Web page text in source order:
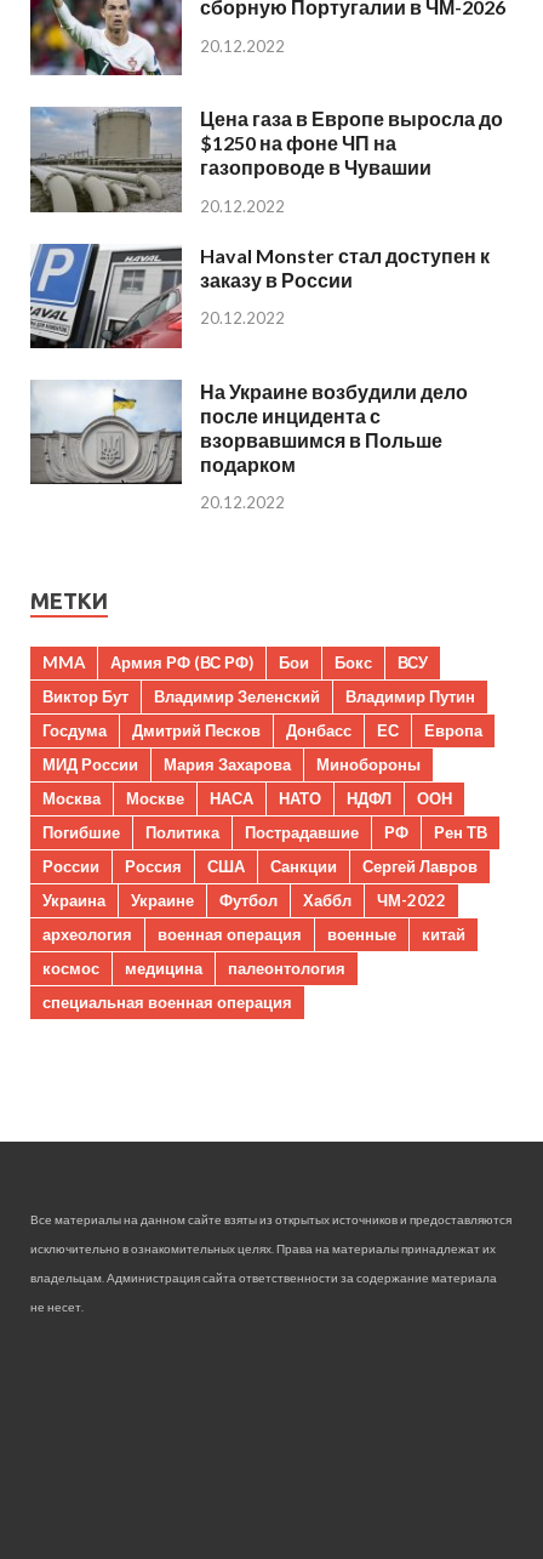
сборную Португалии в ЧМ-2026
20.12.2022
Цена газа в Европе выросла до
$1250 на фоне ЧП на
газопроводе в Чувашии
20.12.2022
Haval Monster стал доступен к
заказу в России
20.12.2022
На Украине возбудили дело
после инцидента с
взорвавшимся в Польше
подарком
20.12.2022
МЕТКИ
MMA Армия РФ (ВС РФ) Бои Бокс
ВСУ
Виктор Бут
Владимир Зеленский
Владимир Путин
Госдума
Дмитрий Песков Донбасс ЕС
Европа
МИД России
Мария Захарова
Минобороны
Москва
Москве НАСА НАТО НДФЛ
ООН
Погибшие
Политика Пострадавшие РФ
Рен ТВ
России
Россия США Санкции
Сергей Лавров
Украина
Украине Футбол Хаббл
ЧМ-2022
археология
военная операция военные
китай
космос
медицина
палеонтология
специальная военная операция
Все материалы на данном сайте взяты из открытых источников и предоставляются
исключительно в ознакомительных целях. Права на материалы принадлежат их
владельцам. Администрация сайта ответственности за содержание материала
не несет.